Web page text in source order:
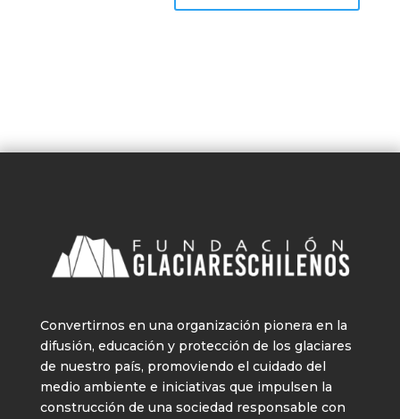
Convertirnos en una organización pionera en la
difusión, educación y protección de los glaciares
de nuestro país, promoviendo el cuidado del
medio ambiente e iniciativas que impulsen la
construcción de una sociedad responsable con